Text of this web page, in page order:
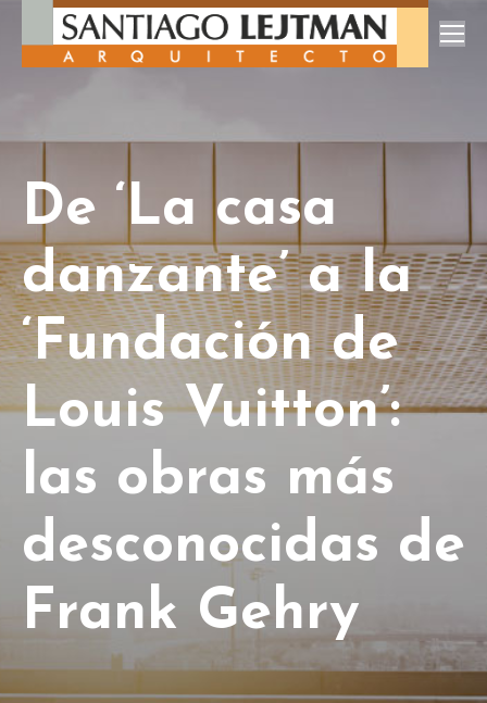
De ‘La casa
danzante’ a la
‘Fundación de
Louis Vuitton’:
las obras más
desconocidas de
Frank Gehry